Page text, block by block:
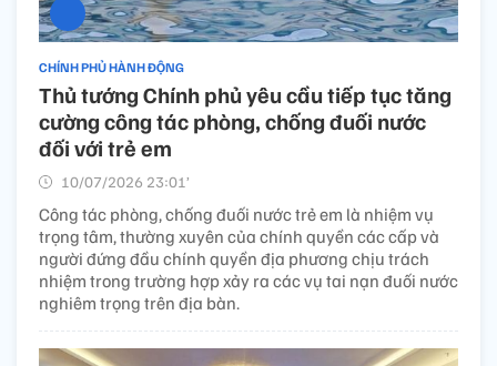
CHÍNH PHỦ HÀNH ĐỘNG
Thủ tướng Chính phủ yêu cầu tiếp tục tăng
cường công tác phòng, chống đuối nước
đối với trẻ em
10/07/2026 23:01’
Công tác phòng, chống đuối nước trẻ em là nhiệm vụ
trọng tâm, thường xuyên của chính quyền các cấp và
người đứng đầu chính quyền địa phương chịu trách
nhiệm trong trường hợp xảy ra các vụ tai nạn đuối nước
nghiêm trọng trên địa bàn.